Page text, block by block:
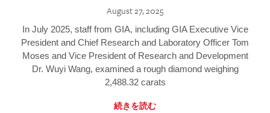
August 27, 2025
In July 2025, staff from GIA, including GIA Executive Vice
President and Chief Research and Laboratory Officer Tom
Moses and Vice President of Research and Development
Dr. Wuyi Wang, examined a rough diamond weighing
2,488.32 carats
続きを読む